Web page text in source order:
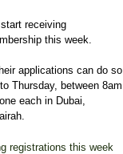
receiving
this week.
applications can do so
Thursday, between 8am
each in Dubai,
registrations this week